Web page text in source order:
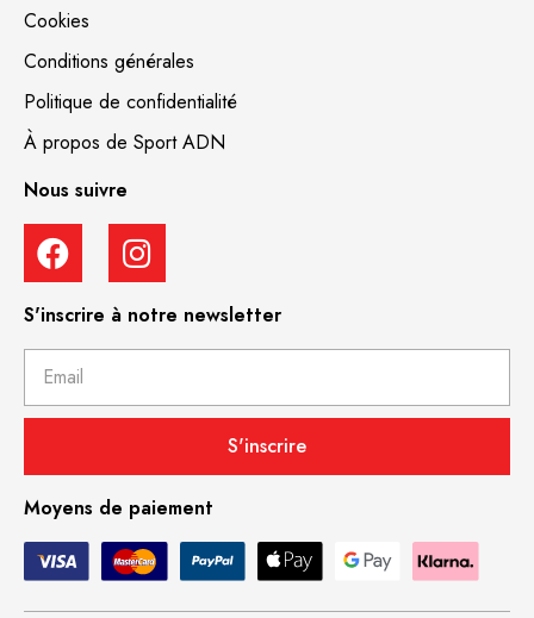
Cookies
Conditions générales
Politique de confidentialité
À propos de Sport ADN
Nous suivre
S'inscrire à notre newsletter
S'inscrire
Moyens de paiement